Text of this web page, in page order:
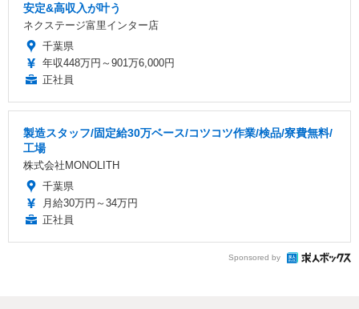
安定&高収入が叶う
ネクステージ富里インター店
千葉県
年収448万円～901万6,000円
正社員
製造スタッフ/固定給30万ベース/コツコツ作業/検品/寮費無料/
工場
株式会社MONOLITH
千葉県
月給30万円～34万円
正社員
Sponsored by